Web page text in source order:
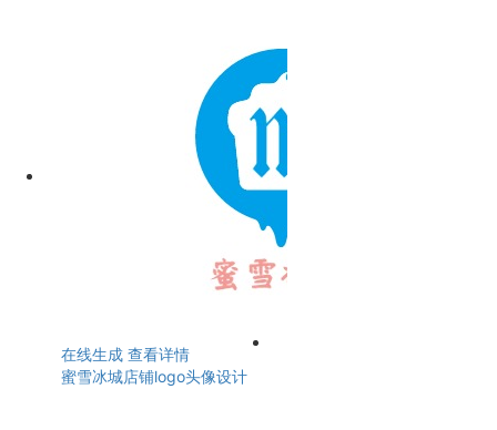
在线生成 查看详情
蜜雪冰城店铺logo头像设计